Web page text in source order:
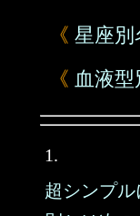
《 星座別
《 血液
1.
超シンプ